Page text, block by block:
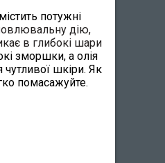
потужні
дію,
в глибокі шари
зморшки, а олія
чутливої шкіри. Як
помасажуйте.